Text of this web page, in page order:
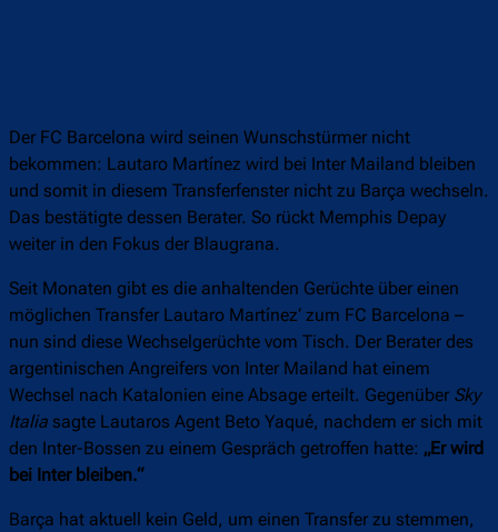
Der FC Barcelona wird seinen Wunschstürmer nicht
bekommen: Lautaro Martínez wird bei Inter Mailand bleiben
und somit in diesem Transferfenster nicht zu Barça wechseln.
Das bestätigte dessen Berater. So rückt Memphis Depay
weiter in den Fokus der Blaugrana.
Seit Monaten gibt es die anhaltenden Gerüchte über einen
möglichen Transfer Lautaro Martínez‘ zum FC Barcelona –
nun sind diese Wechselgerüchte vom Tisch. Der Berater des
argentinischen Angreifers von Inter Mailand hat einem
Wechsel nach Katalonien eine Absage erteilt. Gegenüber Sky
Italia sagte Lautaros Agent Beto Yaqué, nachdem er sich mit
den Inter-Bossen zu einem Gespräch getroffen hatte: „Er wird
bei Inter bleiben.“
Barça hat aktuell kein Geld, um einen Transfer zu stemmen,